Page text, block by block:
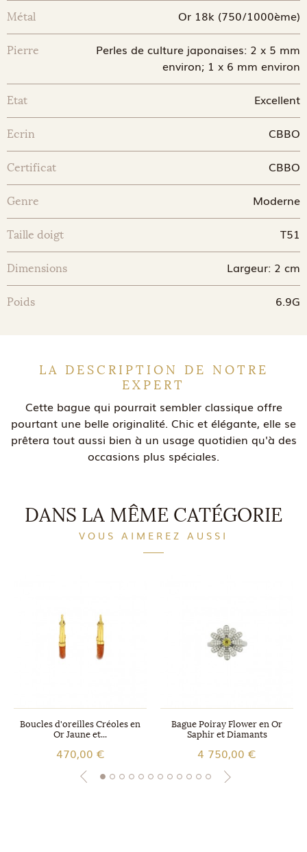
Métal Or 18k (750/1000ème)
Pierre
Perles de culture japonaises: 2 x 5 mm
environ; 1 x 6 mm environ
Etat Excellent
Ecrin CBBO
Certificat CBBO
Genre Moderne
Taille doigt T51
Dimensions Largeur: 2 cm
Poids 6.9G
LA DESCRIPTION DE NOTRE
EXPERT
Cette bague qui pourrait sembler classique offre
pourtant une belle originalité. Chic et élégante, elle se
prêtera tout aussi bien à un usage quotidien qu'à des
occasions plus spéciales.
DANS LA MÊME CATÉGORIE
VOUS AIMEREZ AUSSI
Boucles d'oreilles Créoles en
Or Jaune et...
470,00 €
Bague Poiray Flower en Or
Saphir et Diamants
4 750,00 €